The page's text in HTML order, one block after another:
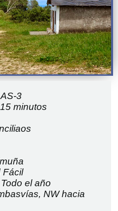
3
minutos
Fácil
Todo el año
NW hacia